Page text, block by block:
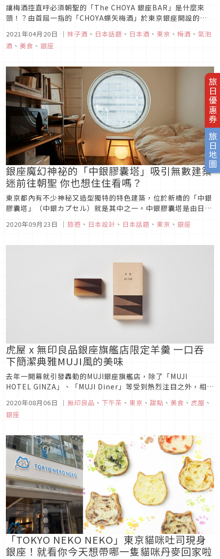
旅日優惠券
旅日地圖
讓梅酒控直呼必須朝聖的「The CHOYA 銀座BAR」是什麼來
頭！？由首屈一指的「CHOYA蝶矢梅酒」於東京銀座開設的首
菜的創意料理，另外也有季節限定與喝到飽的多樣化選擇，喜愛
梅子的朋友在這裡可以感受最完「梅」的五感體驗。飲酒過量有
2021年04月20日 ｜ 妹子酒 、 日本話題 、 日本酒 、 東京 、 梅酒 、 氣泡
酒 、 美食 、 銀座
銀座魔幻神祕的「中銀膠囊塔」吸引無數建築
迷前往朝聖 你也想住住看嗎？
東京都內有不少神秘又造型獨特的特色建築，位於新橋的「中銀
膠囊塔」（中銀カプセル）就是其中之一。中銀膠囊塔是由日本
築界代謝運動的代表作品，也是首座以膠囊式建築模塊建造的大
2020年09月23日 ｜ 旅遊 、 日本設計 、 日本話題 、 東京 、 銀座
虎屋 x 無印良品銀座旗艦店限定羊羹 一口吞
下簡潔典雅MUJI風的美味
去年一開幕就引發轟動的MUJI銀座旗艦店，除了「MUJI
HOTEL GINZA」、「MUJI Diner」等受到熱烈注目之外，相信
不少人也很驚喜，原本設計做藝文展覽空間的「ATELIER
MUJI」一起回來啦！這個凝聚MUJI理念的創意空間，常舉辦設
計、建築與飲食為主題的各式活動， 今年為慶祝開業...
2020年08月06日 ｜ 無印良品 、 下午茶 、 東京 、 甜點 、 美食 、 虎屋 、
銀座
「TOKYO NEKO NEKO」東京貓咪吐司現身
銀座！就看你今天想帶哪一隻貓咪丹麥回家啦